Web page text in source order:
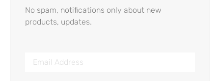
No spam, notifications only about new
products, updates.